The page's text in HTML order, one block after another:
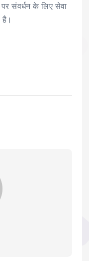
संवर्धन के लिए सेवा
है।